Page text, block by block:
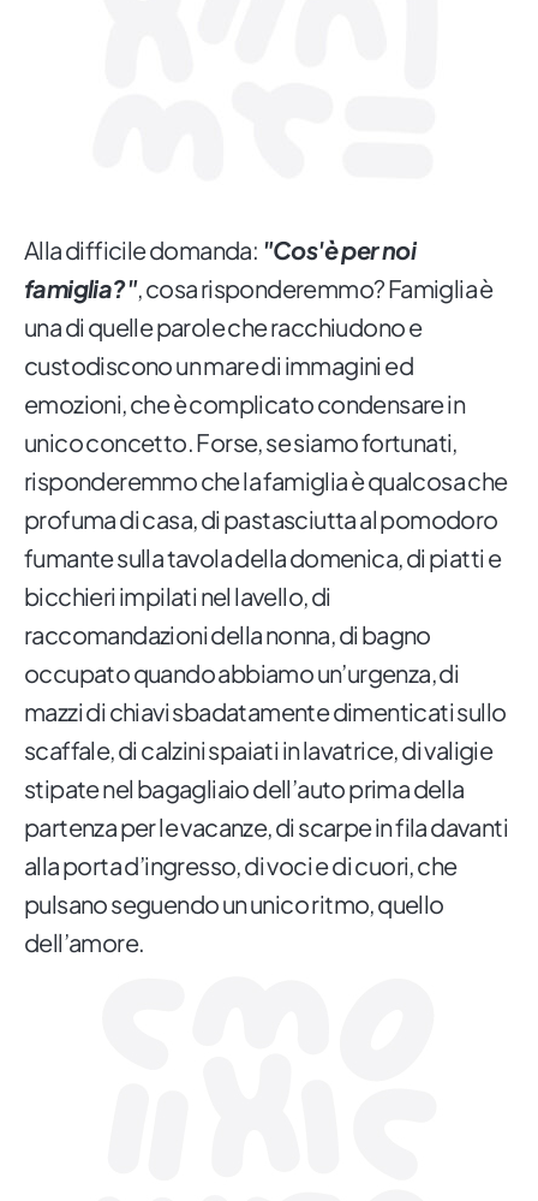
Alla difficile domanda: "Cos'è per noi
famiglia?", cosa risponderemmo? Famiglia è
una di quelle parole che racchiudono e
custodiscono un mare di immagini ed
emozioni, che è complicato condensare in
unico concetto. Forse, se siamo fortunati,
risponderemmo che la famiglia è qualcosa che
profuma di casa, di pastasciutta al pomodoro
fumante sulla tavola della domenica, di piatti e
bicchieri impilati nel lavello, di
raccomandazioni della nonna, di bagno
occupato quando abbiamo un’urgenza, di
mazzi di chiavi sbadatamente dimenticati sullo
scaffale, di calzini spaiati in lavatrice, di valigie
stipate nel bagagliaio dell’auto prima della
partenza per le vacanze, di scarpe in fila davanti
alla porta d’ingresso, di voci e di cuori, che
pulsano seguendo un unico ritmo, quello
dell’amore.